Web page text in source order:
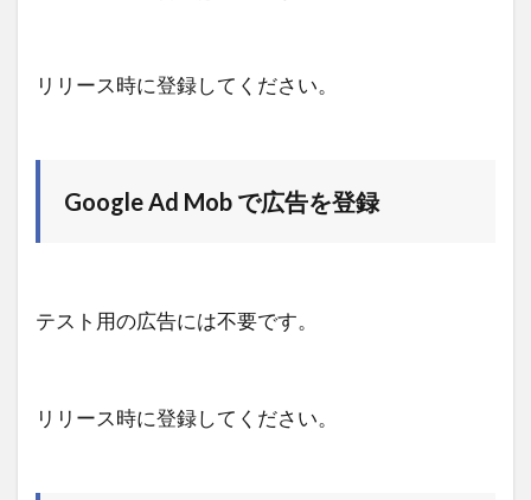
リリース時に登録してください。
Google Ad Mob で広告を登録
テスト用の広告には不要です。
リリース時に登録してください。